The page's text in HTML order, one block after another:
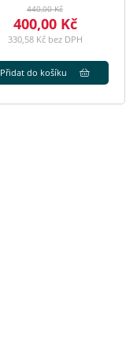
440,00 Kč
400,00 Kč
330,58 Kč bez DPH
Přidat do košíku